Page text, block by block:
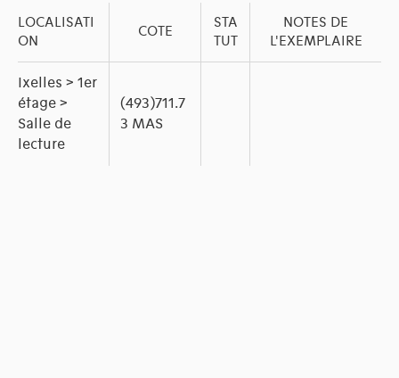
LOCALISATI
ON
COTE
STA
TUT
NOTES DE
L'EXEMPLAIRE
Ixelles > 1er
étage >
Salle de
lecture
(493)711.7
3 MAS